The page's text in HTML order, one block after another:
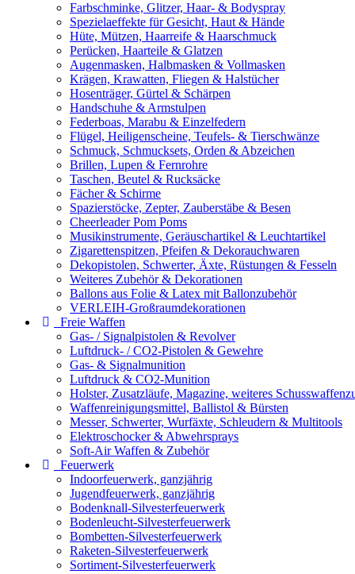
Farbschminke, Glitzer, Haar- & Bodyspray
Spezielaeffekte für Gesicht, Haut & Hände
Hüte, Mützen, Haarreife & Haarschmuck
Perücken, Haarteile & Glatzen
Augenmasken, Halbmasken & Vollmasken
Krägen, Krawatten, Fliegen & Halstücher
Hosenträger, Gürtel & Schärpen
Handschuhe & Armstulpen
Federboas, Marabu & Einzelfedern
Flügel, Heiligenscheine, Teufels- & Tierschwänze
Schmuck, Schmucksets, Orden & Abzeichen
Brillen, Lupen & Fernrohre
Taschen, Beutel & Rucksäcke
Fächer & Schirme
Spazierstöcke, Zepter, Zauberstäbe & Besen
Cheerleader Pom Poms
Musikinstrumente, Geräuschartikel & Leuchtartikel
Zigarettenspitzen, Pfeifen & Dekorauchwaren
Dekopistolen, Schwerter, Äxte, Rüstungen & Fesseln
Weiteres Zubehör & Dekorationen
Ballons aus Folie & Latex mit Ballonzubehör
VERLEIH-Großraumdekorationen
Freie Waffen
Gas- / Signalpistolen & Revolver
Luftdruck- / CO2-Pistolen & Gewehre
Gas- & Signalmunition
Luftdruck & CO2-Munition
Holster, Zusatzläufe, Magazine, weiteres
Waffenreinigungsmittel, Ballistol & Bürsten
Messer, Schwerter, Wurfäxte, Schleudern & Multitools
Elektroschocker & Abwehrsprays
Soft-Air Waffen & Zubehör
Feuerwerk
Indoorfeuerwerk, ganzjährig
Jugendfeuerwerk, ganzjährig
Bodenknall-Silvesterfeuerwerk
Bodenleucht-Silvesterfeuerwerk
Bombetten-Silvesterfeuerwerk
Raketen-Silvesterfeuerwerk
Sortiment-Silvesterfeuerwerk